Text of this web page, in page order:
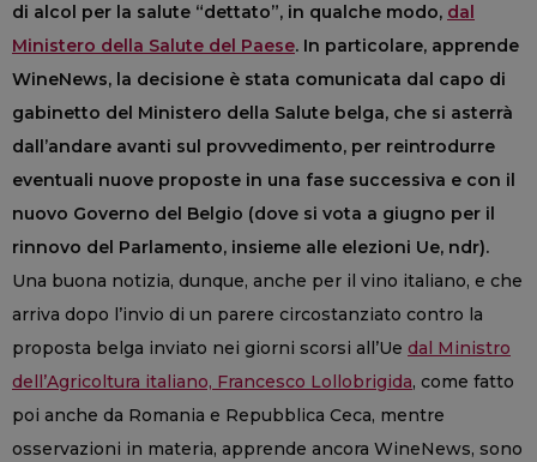
di alcol per la salute “dettato”, in qualche modo, dal
Ministero della Salute del Paese. In particolare, apprende
WineNews, la decisione è stata comunicata dal capo di
gabinetto del Ministero della Salute belga, che si asterrà
dall’andare avanti sul provvedimento, per reintrodurre
eventuali nuove proposte in una fase successiva e con il
nuovo Governo del Belgio (dove si vota a giugno per il
rinnovo del Parlamento, insieme alle elezioni Ue, ndr).
Una buona notizia, dunque, anche per il vino italiano, e che
arriva dopo l’invio di un parere circostanziato contro la
proposta belga inviato nei giorni scorsi all’Ue dal Ministro
dell’Agricoltura italiano, Francesco Lollobrigida, come fatto
poi anche da Romania e Repubblica Ceca, mentre
osservazioni in materia, apprende ancora WineNews, sono